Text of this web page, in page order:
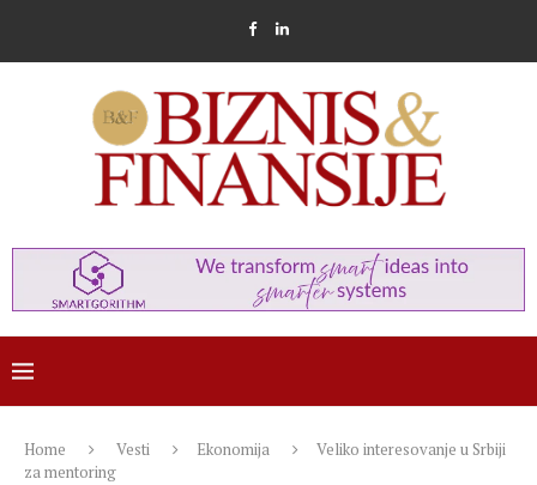
Home Vesti Ekonomija
Veliko interesovanje u Srbiji
za mentoring